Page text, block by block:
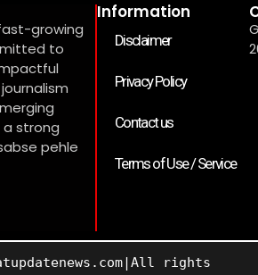
growing
to
strong
pehle
Information
Disclaimer
Privacy Policy
Contact us
Terms of Use / Service
rights